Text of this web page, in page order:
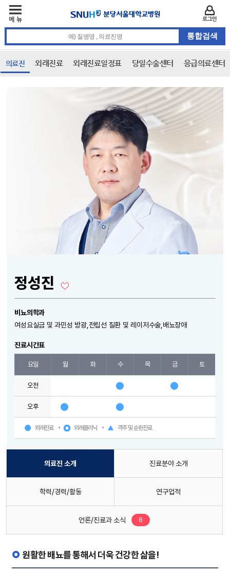
의료진 외래진료 외래진료일정표 당일수술센터 응급의료센터
정성진
비뇨의학과
여성요실금 및 과민성 방광,전립선 질환 및 레이저수술,배뇨장애
진료시간표
요일 월 화 수 목 금 토
오전
오후
외래진료 외래클리닉 격주 및 순환진료
의료진 소개 진료분야 소개
학력/경력/활동 연구업적
언론/진료과 소식 8
원활한 배뇨를 통해서 더욱 건강한 삶을!